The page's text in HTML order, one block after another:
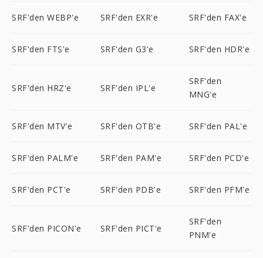
SRF'den WEBP'e SRF'den EXR'e SRF'den FAX'e
SRF'den FTS'e SRF'den G3'e SRF'den HDR'e
SRF'den HRZ'e SRF'den IPL'e
SRF'den
MNG'e
SRF'den MTV'e SRF'den OTB'e SRF'den PAL'e
SRF'den PALM'e SRF'den PAM'e SRF'den PCD'e
SRF'den PCT'e SRF'den PDB'e SRF'den PFM'e
SRF'den PICON'e SRF'den PICT'e
SRF'den
PNM'e